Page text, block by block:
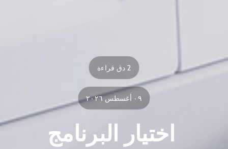
2 دق قراءة
٠٩ أغسطس ٢٠٢٦
اختيار البرنامج